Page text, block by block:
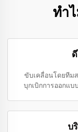
ทำ
ขับเคลื่อนโดยทีม
บุกเบิกการออกแ
บ